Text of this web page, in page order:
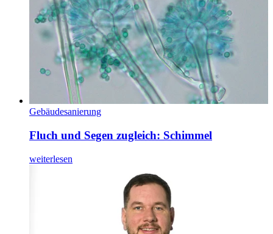
Gebäudesanierung
Fluch und Segen zugleich: Schimmel
weiterlesen